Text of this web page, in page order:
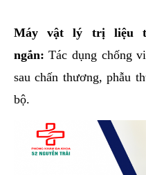
Máy vật lý trị liệu
ngắn:Tác dụng chống
sau chấn thương, phẫu
bộ.